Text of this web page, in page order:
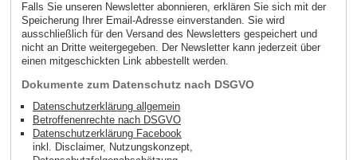
Falls Sie unseren Newsletter abonnieren, erklären Sie sich mit der
Speicherung Ihrer Email-Adresse einverstanden. Sie wird
ausschließlich für den Versand des Newsletters gespeichert und
nicht an Dritte weitergegeben. Der Newsletter kann jederzeit über
einen mitgeschickten Link abbestellt werden.
Dokumente zum Datenschutz nach DSGVO
Datenschutzerklärung allgemein
Betroffenenrechte nach DSGVO
Datenschutzerklärung Facebook
inkl. Disclaimer, Nutzungskonzept,